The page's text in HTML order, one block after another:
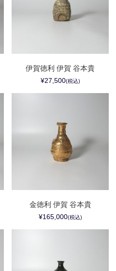
伊賀徳利 伊賀 谷本貴
¥27,500(税込)
金徳利 伊賀 谷本貴
¥165,000(税込)